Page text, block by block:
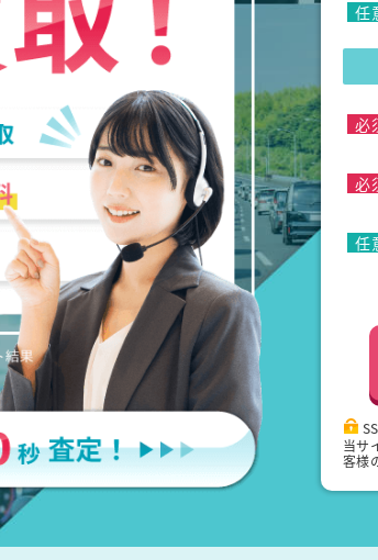
任
必
必
任
当サ
客様